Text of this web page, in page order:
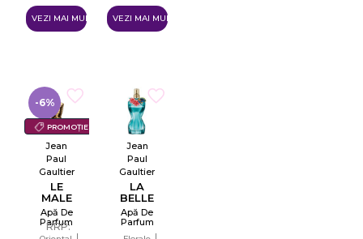
VEZI MAI MULTE VEZI MAI MULTE
PROMOȚIE
-6%
Jean
Paul
Gaultier
LE
MALE
ELIXIR
ABSOLU
Apă De
Parfum
Pentru
RRP:
Jean
Paul
Gaultier
LA
BELLE
PARADISE
GARDEN
Apă De
Parfum